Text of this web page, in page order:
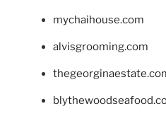
mychaihouse.com
alvisgrooming.com